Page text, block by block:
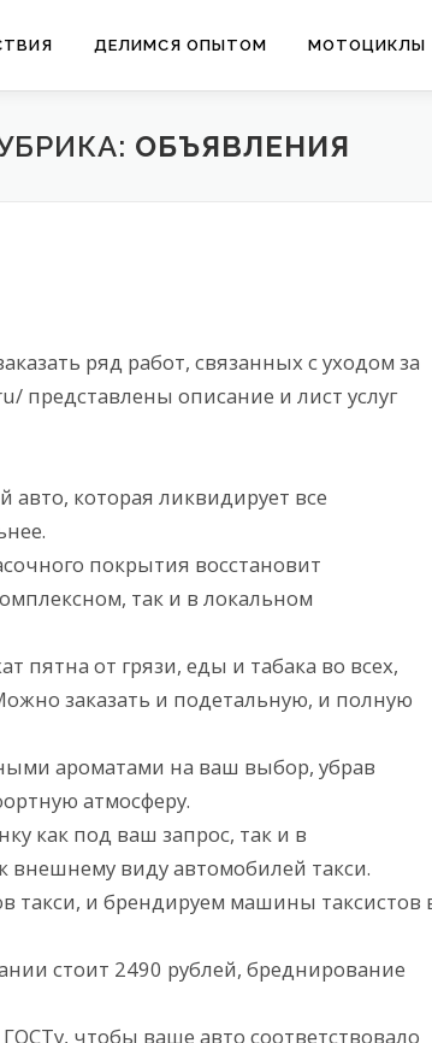
ДЕЛИМСЯ ОПЫТОМ МОТОЦИКЛЫ
ОБЪЯВЛЕНИЯ
ряд работ, связанных с уходом за
представлены описание и лист услуг
авто, которая ликвидирует все
покрытия восстановит
так и в локальном
пятна от грязи, еды и табака во всех,
заказать и подетальную, и полную
ароматами на ваш выбор, убрав
атмосферу.
как под ваш запрос, так и в
внешнему виду автомобилей такси.
такси, и брендируем машины таксистов
стоит 2490 рублей, бреднирование
чтобы ваше авто соответствовало